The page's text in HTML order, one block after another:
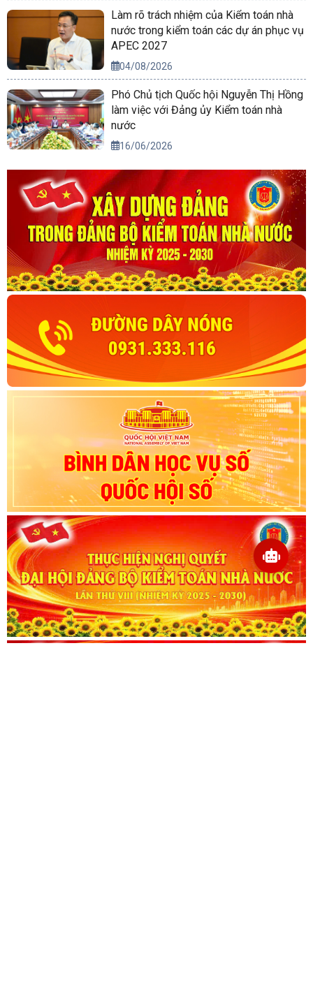
Làm rõ trách nhiệm của Kiểm toán nhà
nước trong kiểm toán các dự án phục vụ
APEC 2027
04/08/2026
Phó Chủ tịch Quốc hội Nguyễn Thị Hồng
làm việc với Đảng ủy Kiểm toán nhà
nước
16/06/2026